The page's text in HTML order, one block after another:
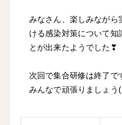
みなさん、楽しみながら
ける感染対策について知
とが出来たようでした❣
次回で集合研修は終了で
みんなで頑張りましょう(